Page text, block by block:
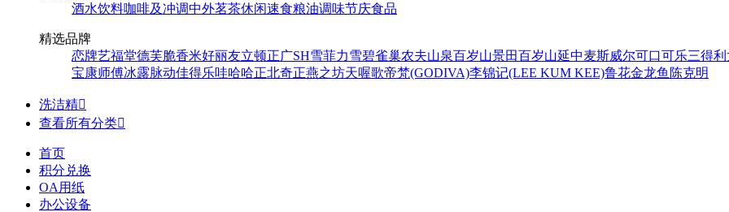
酒水饮料咖啡及冲调中外茗茶休闲速食粮油调味节庆食品
精选品牌
恋牌艺福堂德芙脆香米好丽友立顿正广SH雪菲力雪碧雀巢农夫山泉百岁山景田百岁山延中麦斯威尔可口可乐三得利
宝康师傅冰露脉动佳得乐哇哈哈正北奇正燕之坊天喔歌帝梵(GODIVA)李锦记(LEE KUM KEE)鲁花金龙鱼 陈克明
洗洁精
查看所有分类
首页
积分兑换
OA用纸
办公设备